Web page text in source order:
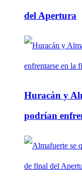
del Apertura
Huracán y
podrían